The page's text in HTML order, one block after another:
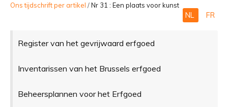
BELEVEN
Ons tijdschrift per artikel /Nr 31 : Een plaats voor kunst
NL FR
Register van het gevrijwaard erfgoed
Inventarissen van het Brussels erfgoed
Beheersplannen voor het Erfgoed